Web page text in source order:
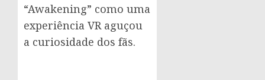
“Awakening” como uma
experiência VR aguçou
a curiosidade dos fãs.